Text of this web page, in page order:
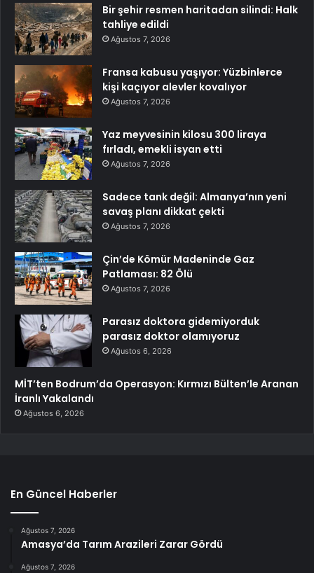
Bir şehir resmen haritadan silindi: Halk
tahliye edildi
Ağustos 7, 2026
Fransa kabusu yaşıyor: Yüzbinlerce
kişi kaçıyor alevler kovalıyor
Ağustos 7, 2026
Yaz meyvesinin kilosu 300 liraya
fırladı, emekli isyan etti
Ağustos 7, 2026
Sadece tank değil: Almanya’nın yeni
savaş planı dikkat çekti
Ağustos 7, 2026
Çin’de Kömür Madeninde Gaz
Patlaması: 82 Ölü
Ağustos 7, 2026
Parasız doktora gidemiyorduk
parasız doktor olamıyoruz
Ağustos 6, 2026
MİT’ten Bodrum’da Operasyon: Kırmızı Bülten’le Aranan
İranlı Yakalandı
Ağustos 6, 2026
En Güncel Haberler
Ağustos 7, 2026
Amasya’da Tarım Arazileri Zarar Gördü
Ağustos 7, 2026